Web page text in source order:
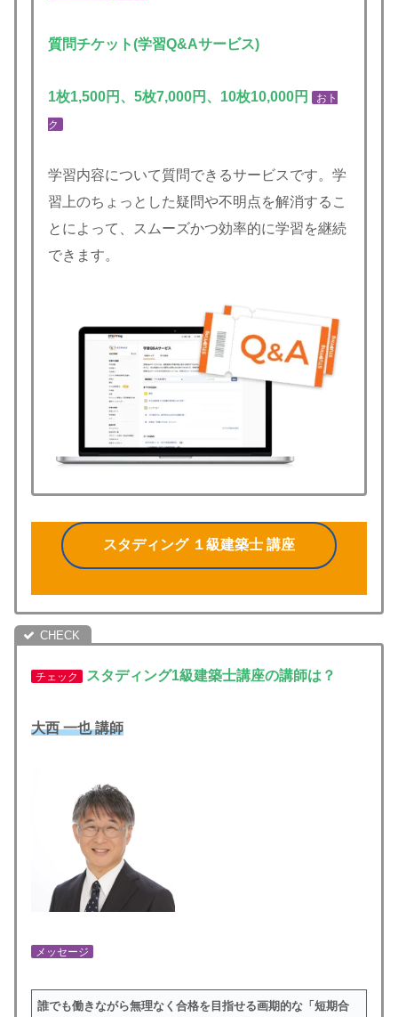
質問チケット(学習Q&Aサービス)
1枚1,500円、5枚7,000円 、10枚10,000円 おト
ク
学習内容について質問できるサービスです。学
習上のちょっとした疑問や不明点を解消するこ
とによって、スムーズかつ効率的に学習を継続
できます。
スタディング １級建築士 講座
チェック スタディング1級建築士講座の講師は？
大西 一也講師
メッセージ
誰でも働きながら無理なく合格を目指せる画期的な「短期合